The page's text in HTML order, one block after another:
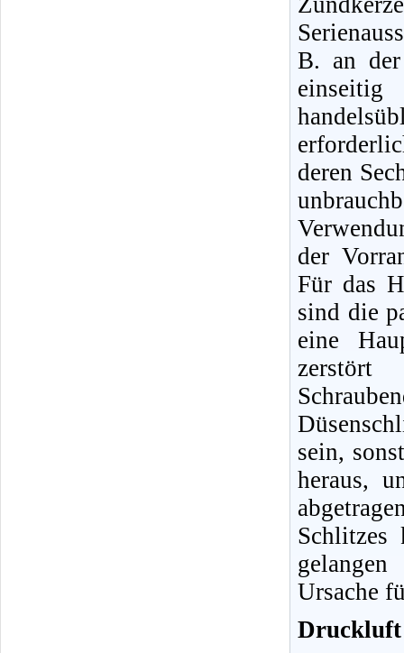
B. an
deren
der
Für das
sind die
eine
sein,
heraus,
Schlitzes
Ursache
Druckluft